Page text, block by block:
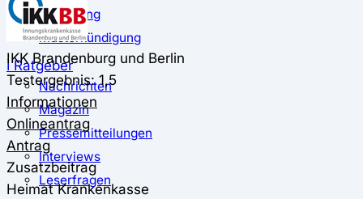
Kündigung
Musterkündigung
ℹ Ratgeber
Nachrichten
Magazin
Pressemitteilungen
Interviews
Leserfragen
IKK Brandenburg und Berlin
Testergebnis: 1,5
Informationen
Onlineantrag
Antrag
Zusatzbeitrag
Heimat Krankenkasse